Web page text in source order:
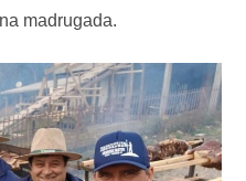
madrugada.